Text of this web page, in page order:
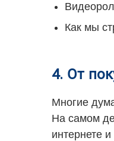
Как мы
4. От
Многие
На самом
интернете